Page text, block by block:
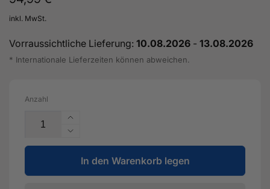
Preis
inkl. MwSt.
Vorraussichtliche Lieferung: 10.08.2026 - 13.08.2026
* Internationale Lieferzeiten können abweichen.
Anzahl
Erhöhe
die
Menge
für
Halter
Verringere
die
Menge
für
In den Warenkorb legen